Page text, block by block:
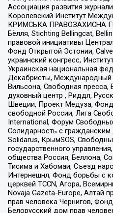
Ассоциация развития
Королевский Институт
КРИМСЬКА ПРАВОЗАХИСНА
Бёлля, Stichting Bellingcat,
правовой инициативы
Фонд Открытой Эстонии,
украинский конгресс,
Украинская национальная
Декабристы, Международный
Вильсона, Свободная пресса,
духовный центр , Риддл,
Швеции, Проект Медуза,
свободной России, Лига
International, Форум
Солидарность с
Solidarus, КрымSOS,
государственного
общества Россия, Беллона,
Тисима и Хабомаи, Съезд
Интернешнл, Фонд борьбы с
церквей TCCN, Агора,
Novaja Gazeta-Europe, Алтай
прав человека Чернигов,
Белорусский дом прав